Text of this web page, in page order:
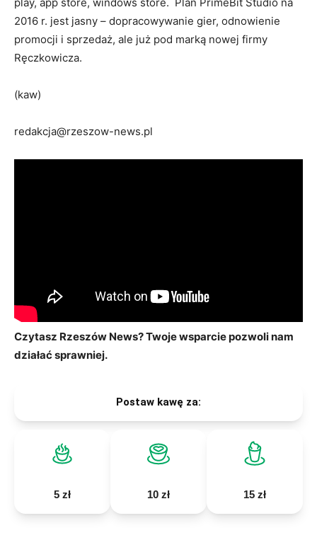
play, app store, windows store. Plan PrimeBit Studio na
2016 r. jest jasny – dopracowywanie gier, odnowienie
promocji i sprzedaż, ale już pod marką nowej firmy
Ręczkowicza.
(kaw)
redakcja@rzeszow-news.pl
Czytasz Rzeszów News? Twoje wsparcie pozwoli nam
działać sprawniej.
Postaw kawę za:
5 zł 10 zł 15 zł